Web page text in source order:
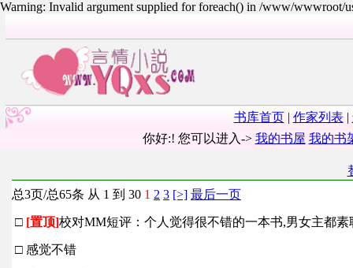
Warning: Invalid argument supplied for foreach() in /www/wwwroot/
书库首页| 作家列表 |
你好:! 您可以进入-> 我的书屋 我的书
总3页/总65条 从 1 到 30 1 2 3 [>] 最后一页
□ [置顶]校对MM短评：个人觉得很不错的一本书,男女主都
□ 感觉不错